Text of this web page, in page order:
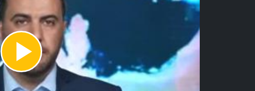
Play
Video